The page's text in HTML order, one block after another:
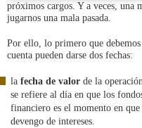
próximos cargos. Y a veces, una
jugarnos una mala pasada.
Por ello, lo primero que
cuenta pueden darse dos fechas:
la fecha de valor de la
se refiere al día en que los
financiero es el momento en
devengo de intereses.